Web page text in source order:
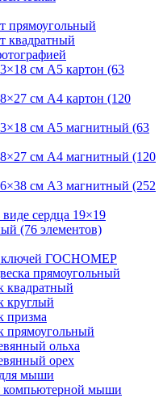
прямоугольный
квадратный
см А5 картон (63
см А4 картон (120
см А5 магнитный (63
см А4 магнитный (120
см А3 магнитный (252
сердца 19×19
(76 элементов)
ключей ГОСНОМЕР
прямоугольный
квадратный
круглый
призма
прямоугольный
ольха
орех
мыши
компьютерной мыши